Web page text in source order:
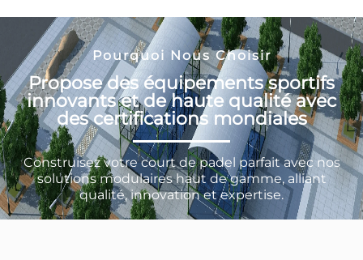
Pourquoi Nous Choisir
Propose des équipements sportifs
innovants et de haute qualité avec
des certifications mondiales
Construisez votre court de padel parfait avec nos
solutions modulaires haut de gamme, alliant
qualité, innovation et expertise.